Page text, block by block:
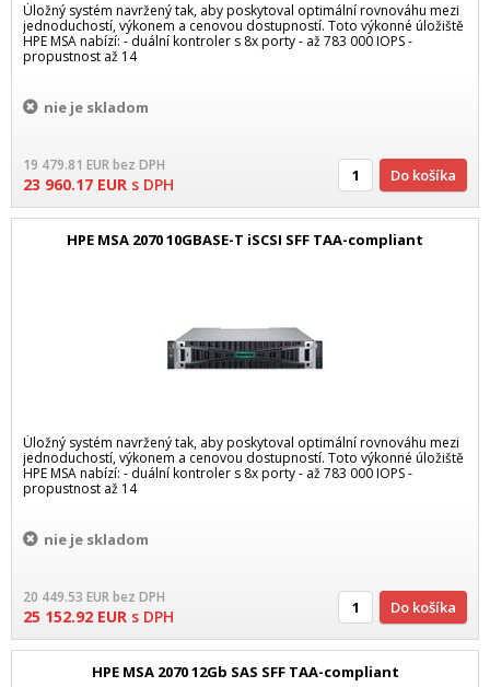
Úložný systém navržený tak, aby poskytoval optimální rovnováhu mezi
jednoduchostí, výkonem a cenovou dostupností. Toto výkonné úložiště
HPE MSA nabízí: - duální kontroler s 8x porty - až 783 000 IOPS -
propustnost až 14
nie je skladom
19 479.81 EURbez DPH
23 960.17 EUR s DPH Do košíka
HPE MSA 2070 10GBASE-T iSCSI SFF TAA-compliant
Úložný systém navržený tak, aby poskytoval optimální rovnováhu mezi
jednoduchostí, výkonem a cenovou dostupností. Toto výkonné úložiště
HPE MSA nabízí: - duální kontroler s 8x porty - až 783 000 IOPS -
propustnost až 14
nie je skladom
20 449.53 EURbez DPH
25 152.92 EUR s DPH Do košíka
HPE MSA 2070 12Gb SAS SFF TAA-compliant